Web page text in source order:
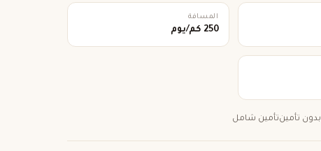
المسافة
250 كم/يوم
بدون تأمينتأمين شامل